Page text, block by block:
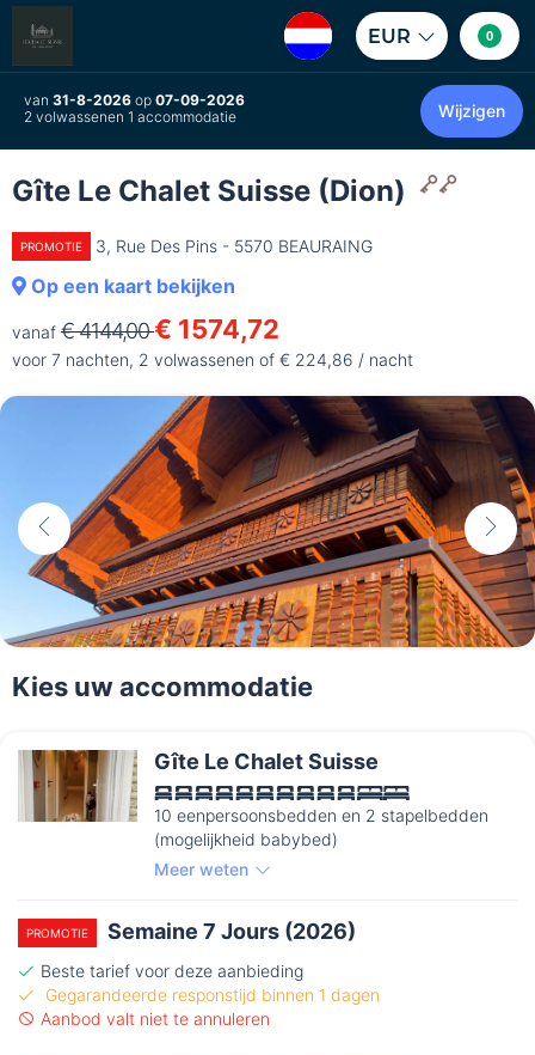
EUR 0
van 31-8-2026 op 07-09-2026
2 volwassenen 1 accommodatie
Wijzigen
Gîte Le Chalet Suisse (Dion)
PROMOTIE 3, Rue Des Pins - 5570 BEAURAING
Op een kaart bekijken
vanaf € 4144,00€ 1574,72
voor 7 nachten, 2 volwassenen of € 224,86 / nacht
Kies uw accommodatie
Gîte Le Chalet Suisse
10 eenpersoonsbedden en 2 stapelbedden
(mogelijkheid babybed)
Meer weten
PROMOTIE Semaine 7 Jours (2026)
Beste tarief voor deze aanbieding
Gegarandeerde responstijd binnen 1 dagen
Aanbod valt niet te annuleren